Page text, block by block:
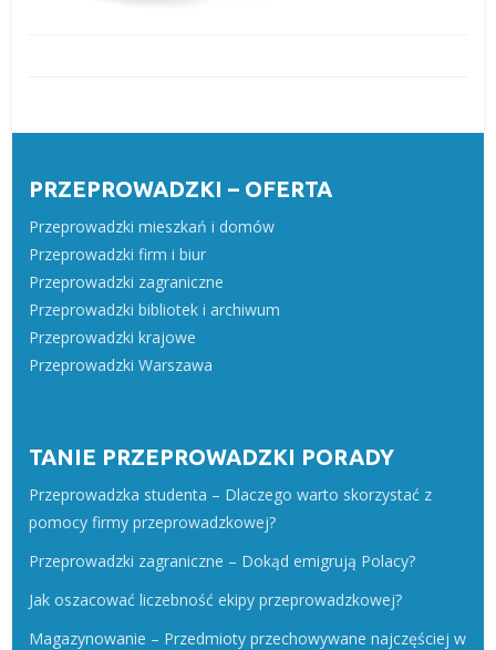
PRZEPROWADZKI – OFERTA
Przeprowadzki mieszkań i domów
Przeprowadzki firm i biur
Przeprowadzki zagraniczne
Przeprowadzki bibliotek i archiwum
Przeprowadzki krajowe
Przeprowadzki Warszawa
TANIE PRZEPROWADZKI PORADY
Przeprowadzka studenta – Dlaczego warto skorzystać z
pomocy firmy przeprowadzkowej?
Przeprowadzki zagraniczne – Dokąd emigrują Polacy?
Jak oszacować liczebność ekipy przeprowadzkowej?
Magazynowanie – Przedmioty przechowywane najczęściej w